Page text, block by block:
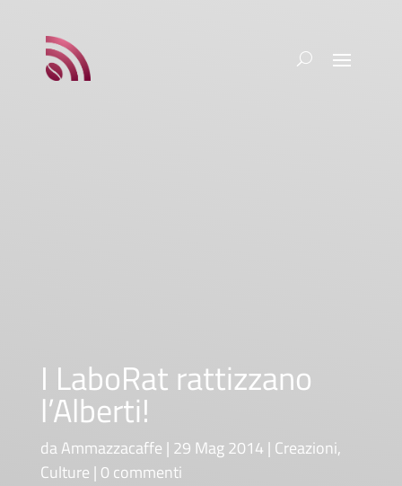
I LaboRat rattizzano
l’Alberti!
daAmmazzacaffe 29 Mag 2014 Creazioni,
Culture 0 commenti